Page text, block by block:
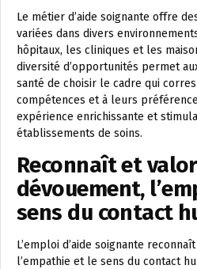
Le métier d’aide soignante offre
variées dans divers
hôpitaux, les cliniques et les
diversité d’opportunités permet
santé de choisir le cadre qui
compétences et à leurs
expérience enrichissante et
établissements de soins.
Reconnaît et
dévouement,
sens du contact
L’emploi d’aide soignante
l’empathie et le sens du contact